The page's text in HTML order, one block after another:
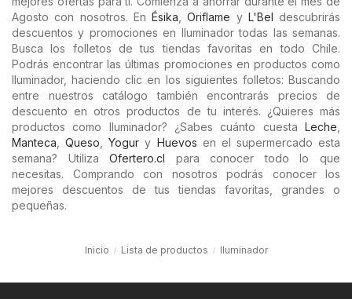
Agosto con nosotros. En Ésika ,Oriflame y L'Bel descubrirás
descuentos y promociones en Iluminador todas las semanas.
Busca los folletos de tus tiendas favoritas en todo Chile.
Podrás encontrar las últimas promociones en productos como
Iluminador, haciendo clic en los siguientes folletos: Buscando
entre nuestros catálogo también encontrarás precios de
descuento en otros productos de tu interés. ¿Quieres más
productos como Iluminador? ¿Sabes cuánto cuesta Leche
Manteca ,Queso ,Yogur y Huevos en el supermercado esta
semana? UtilizaOfertero.cl para conocer todo lo que
necesitas. Comprando con nosotros podrás conocer los
mejores descuentos de tus tiendas favoritas, grandes o
pequeñas.
Inicio Lista de productos Iluminador